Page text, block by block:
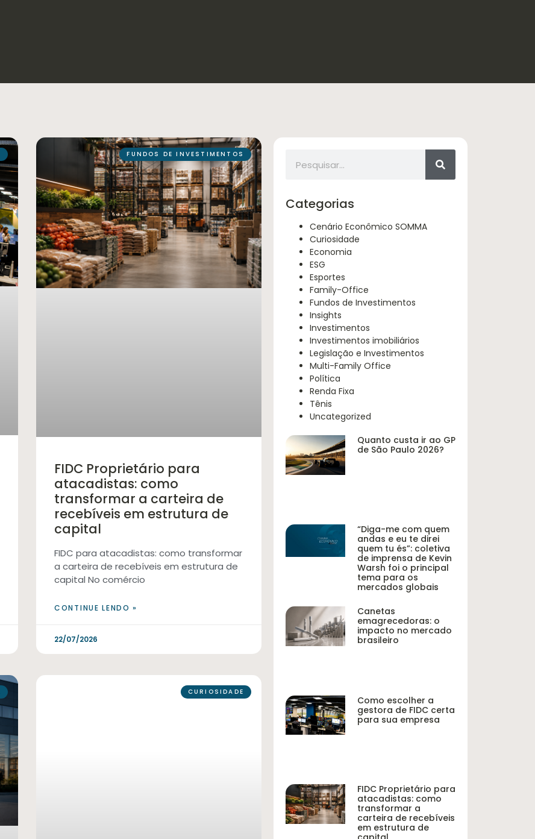
FUNDOS DE INVESTIMENTOS
FIDC Proprietário para
atacadistas: como
transformar a carteira de
recebíveis em estrutura de
capital
FIDC para atacadistas: como transformar
a carteira de recebíveis em estrutura de
capital No comércio
CONTINUE LENDO »
22/07/2026
CURIOSIDADE
Categorias
Cenário Econômico SOMMA
Curiosidade
Economia
ESG
Esportes
Family-Office
Fundos de Investimentos
Insights
Investimentos
Investimentos imobiliários
Legislação e Investimentos
Multi-Family Office
Política
Renda Fixa
Tênis
Uncategorized
Quanto custa ir ao GP
de São Paulo 2026?
“Diga-me com quem
andas e eu te direi
quem tu és”: coletiva
de imprensa de Kevin
Warsh foi o principal
tema para os
mercados globais
Canetas
emagrecedoras: o
impacto no mercado
brasileiro
Como escolher a
gestora de FIDC certa
para sua empresa
FIDC Proprietário para
atacadistas: como
transformar a
carteira de recebíveis
em estrutura de